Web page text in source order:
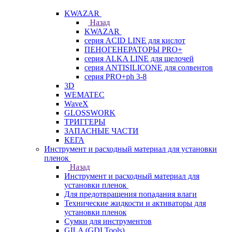
KWAZAR
Назад
KWAZAR
серия ACID LINE для кислот
ПЕНОГЕНЕРАТОРЫ PRO+
серия ALKA LINE для щелочей
серия ANTISILICONE для солвентов
серия PRO+ph 3-8
3D
WEMATEC
WaveX
GLOSSWORK
ТРИГГЕРЫ
ЗАПАСНЫЕ ЧАСТИ
КЕГА
Инструмент и расходный материал для установки
пленок
Назад
Инструмент и расходный материал для
установки пленок
Для предотвращения попадания влаги
Технические жидкости и активаторы для
установки пленок
Сумки для инструментов
GILA (GDI Tools)